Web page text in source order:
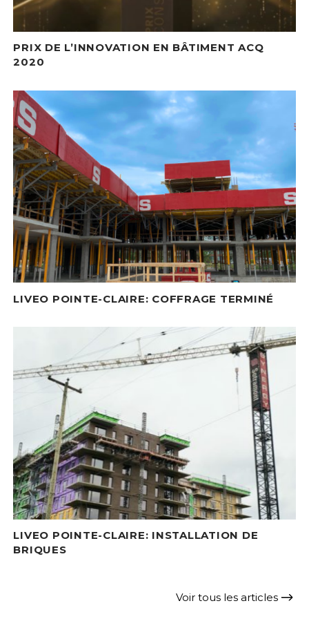
PRIX DE L’INNOVATION EN BÂTIMENT ACQ
2020
LIVEO POINTE-CLAIRE: COFFRAGE TERMINÉ
LIVEO POINTE-CLAIRE: INSTALLATION DE
BRIQUES
Voir tous les articles